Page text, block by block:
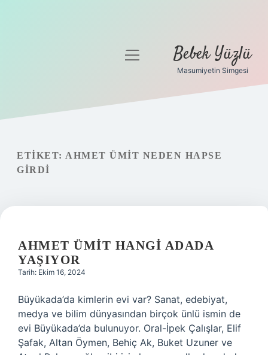
Gizlilik Politikası
menüyü
Bebek Yüzlü
Masumiyetin Simgesi
ETIKET: AHMET ÜMIT NEDEN HAPSE
GIRDI
AHMET ÜMIT HANGI ADADA
YAŞIYOR
Tarih: Ekim 16, 2024
Büyükada’da kimlerin evi var? Sanat, edebiyat,
medya ve bilim dünyasından birçok ünlü ismin de
evi Büyükada’da bulunuyor. Oral-İpek Çalışlar, Elif
Şafak, Altan Öymen, Behiç Ak, Buket Uzuner ve